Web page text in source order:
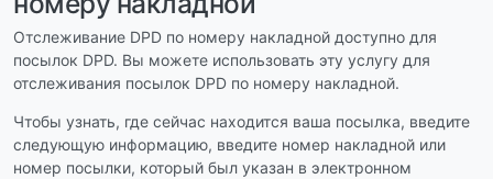
Отслеживание DPD по номеру накладной доступно для
посылок DPD. Вы можете использовать эту услугу для
отслеживания посылок DPD по номеру накладной.
Чтобы узнать, где сейчас находится ваша посылка, введите
следующую информацию, введите номер накладной или
номер посылки, который был указан в электронном